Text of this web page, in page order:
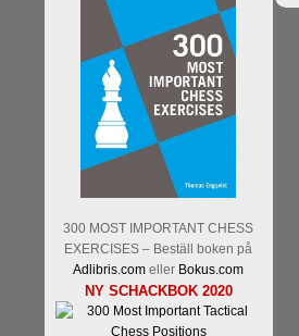
300 MOST IMPORTANT CHESS
EXERCISES – Beställ boken på
Adlibris.com eller Bokus.com
NY SCHACKBOK 2020